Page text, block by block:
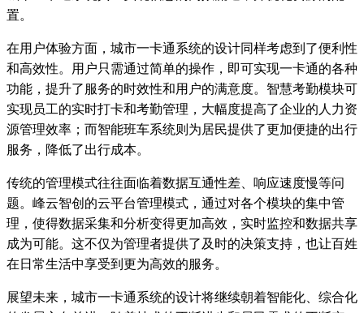
置。
在用户体验方面，城市一卡通系统的设计同样考虑到了便利性
和高效性。用户只需通过简单的操作，即可实现一卡通的各种
功能，提升了服务的时效性和用户的满意度。智慧考勤模块可
实现员工的实时打卡和考勤管理，大幅度提高了企业的人力资
源管理效率；而智能班车系统则为居民提供了更加便捷的出行
服务，降低了出行成本。
传统的管理模式往往面临着数据互通性差、响应速度慢等问
题。峰云智创的云平台管理模式，通过对各个模块的集中管
理，使得数据采集和分析变得更加高效，实时监控和数据共享
成为可能。这不仅为管理者提供了及时的决策支持，也让百姓
在日常生活中享受到更为高效的服务。
展望未来，城市一卡通系统的设计将继续朝着智能化、综合化